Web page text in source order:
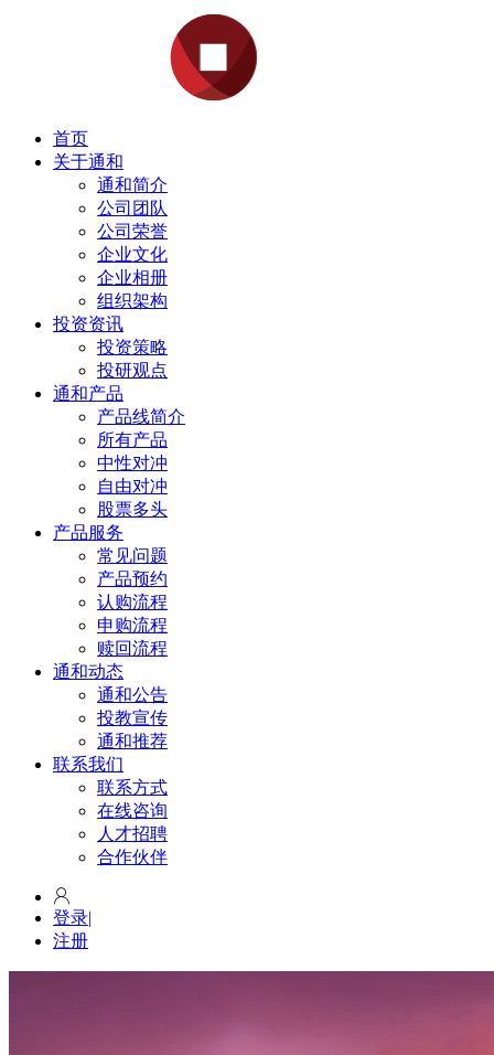
首页
关于通和
通和简介
公司团队
公司荣誉
企业文化
企业相册
组织架构
投资资讯
投资策略
投研观点
通和产品
产品线简介
所有产品
中性对冲
自由对冲
股票多头
产品服务
常见问题
产品预约
认购流程
申购流程
赎回流程
通和动态
通和公告
投教宣传
通和推荐
联系我们
联系方式
在线咨询
人才招聘
合作伙伴
登录|
注册